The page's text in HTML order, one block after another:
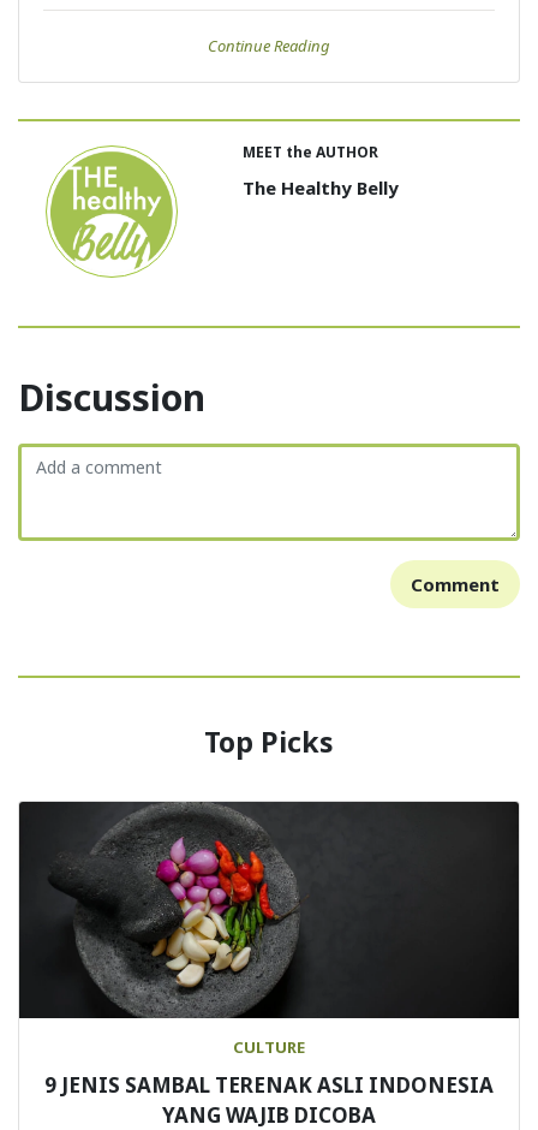
Continue Reading
MEET the AUTHOR
The Healthy Belly
Discussion
Comment
Top Picks
CULTURE
9 JENIS SAMBAL TERENAK ASLI INDONESIA
YANG WAJIB DICOBA